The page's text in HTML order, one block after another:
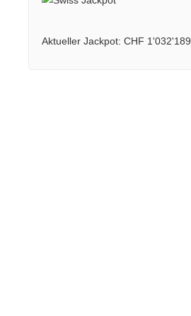
Aktueller Jackpot: CHF 1'032'189